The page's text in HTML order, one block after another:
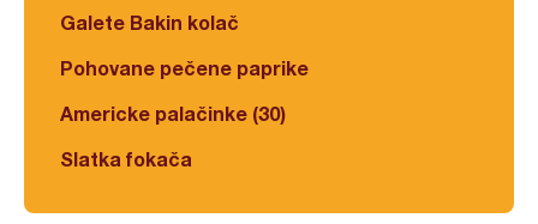
Galete Bakin kolač
Pohovane pečene paprike
Americke palačinke (30)
Slatka fokača